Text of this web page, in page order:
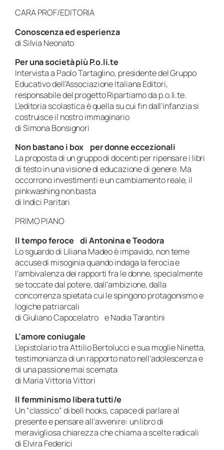
CARA PROF/EDITORIA
Conoscenza ed esperienza
di Silvia Neonato
Per una società più P.o.li.te
Intervista a Paolo Tartaglino, presidente del Gruppo
Educativo dell’Associazione Italiana Editori,
responsabile del progetto Ripartiamo da p.o.li.te.
L’editoria scolastica è quella su cui fin dall’infanzia si
costruisce il nostro immaginario
di Simona Bonsignori
Non bastano i box per donne eccezionali
La proposta di un gruppo di docenti per ripensare i libri
di testo in una visione di educazione di genere. Ma
occorrono investimenti e un cambiamento reale, il
pinkwashingnon basta
di Indici Paritari
PRIMO PIANO
Il tempo feroce di Antonina e Teodora
Lo sguardo di Liliana Madeo è impavido, non teme
accuse di misoginia quando indaga la ferocia e
l’ambivalenza dei rapporti fra le donne, specialmente
se toccate dal potere, dall’ambizione, dalla
concorrenza spietata cui le spingono protagonismo e
logiche patriarcali
di Giuliano Capocelatro e Nadia Tarantini
L’amore coniugale
L’epistolario tra Attilio Bertolucci e sua moglie Ninetta,
testimonianza di un rapporto nato nell’adolescenza e
di una passione mai scemata
di Maria Vittoria Vittori
Il femminismo libera tutti/e
Un “classico” di bell hooks, capace di parlare al
presente e pensare all’avvenire: un libro di
meravigliosa chiarezza che chiama a scelte radicali
di Elvira Federici